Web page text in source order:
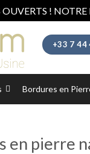
!
+33 7 44
Bordures en
en pierre